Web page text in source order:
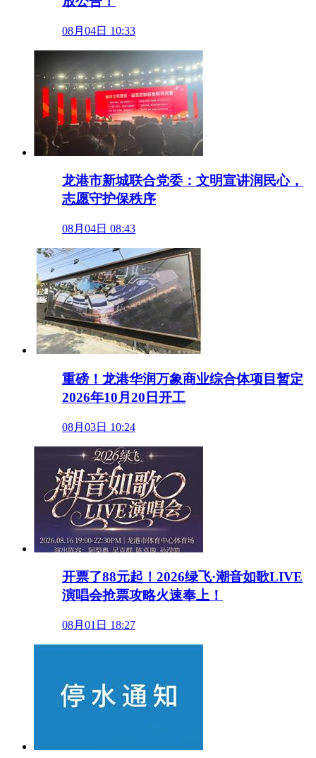
08月04日 10:33
龙港市新城联合党委：文明宣讲润民心，
志愿守护保秩序
08月04日 08:43
重磅！龙港华润万象商业综合体项目暂定
2026年10月20日开工
08月03日 10:24
开票了88元起！2026绿飞·潮音如歌LIVE
演唱会抢票攻略火速奉上！
08月01日 18:27